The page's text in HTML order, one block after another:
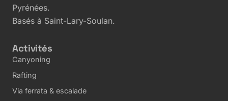
Pyrénées.
Basés à Saint-Lary-Soulan.
Activités
Canyoning
Rafting
Via ferrata & escalade